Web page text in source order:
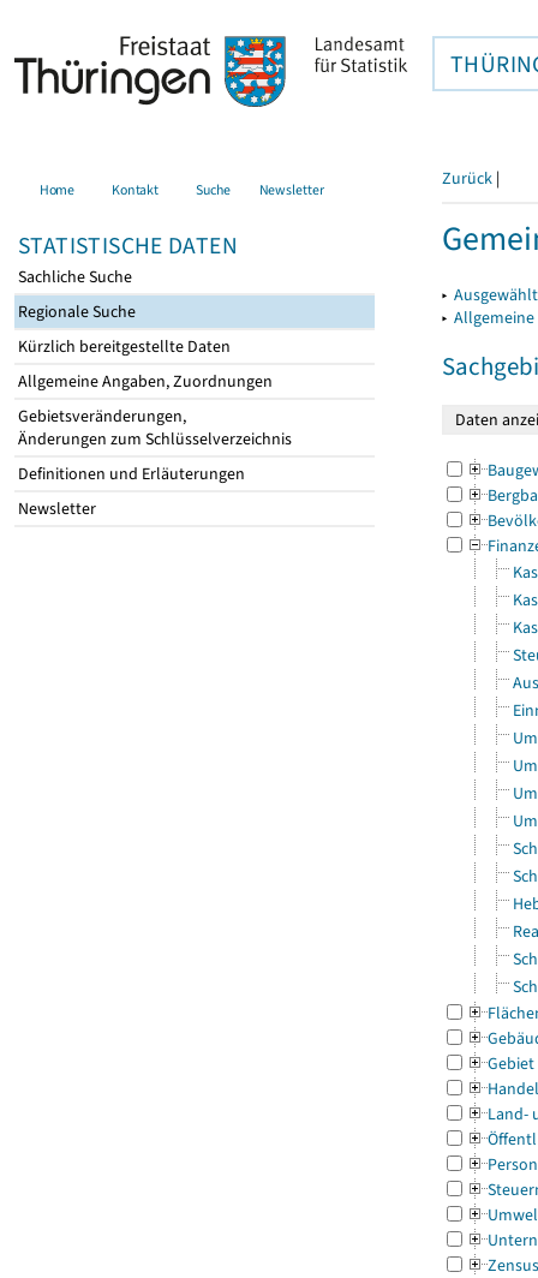
Home Kontakt Suche Newsletter
STATISTISCHE DATEN
Sachliche Suche
Regionale Suche
Kürzlich bereitgestellte Daten
Allgemeine Angaben, Zuordnungen
Gebietsveränderungen,
Änderungen zum Schlüsselverzeichnis
Definitionen und Erläuterungen
Newsletter
Zurück |
▸
▸
Gebiet
Land-
Zensus